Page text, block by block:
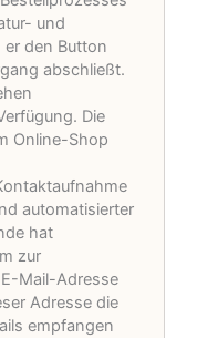
und
den Button
abschließt.
Die
Online-Shop
automatisierter
hat
zur
Mail-Adresse
Adresse die
empfangen